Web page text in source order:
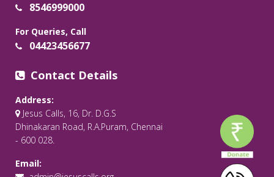
8546999000
For Queries, Call
04423456677
Contact Details
Address:
Jesus Calls, 16, Dr. D.G.S
Dhinakaran Road, R.A.Puram, Chennai
- 600 028.
Email: